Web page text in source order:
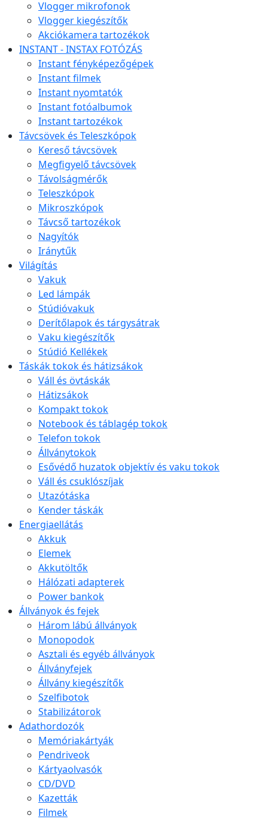
Vlogger mikrofonok
Vlogger kiegészítők
Akciókamera tartozékok
INSTANT - INSTAX FOTÓZÁS
Instant fényképezőgépek
Instant filmek
Instant nyomtatók
Instant fotóalbumok
Instant tartozékok
Távcsövek és Teleszkópok
Kereső távcsövek
Megfigyelő távcsövek
Távolságmérők
Teleszkópok
Mikroszkópok
Távcső tartozékok
Nagyítók
Iránytűk
Világítás
Vakuk
Led lámpák
Stúdióvakuk
Derítőlapok és tárgysátrak
Vaku kiegészítők
Stúdió Kellékek
Táskák tokok és hátizsákok
Váll és övtáskák
Hátizsákok
Kompakt tokok
Notebook és táblagép tokok
Telefon tokok
Állványtokok
Esővédő huzatok objektív és vaku tokok
Váll és csuklószíjak
Utazótáska
Kender táskák
Energiaellátás
Akkuk
Elemek
Akkutöltők
Hálózati adapterek
Power bankok
Állványok és fejek
Három lábú állványok
Monopodok
Asztali és egyéb állványok
Állványfejek
Állvány kiegészítők
Szelfibotok
Stabilizátorok
Adathordozók
Memóriakártyák
Pendriveok
Kártyaolvasók
CD/DVD
Kazetták
Filmek